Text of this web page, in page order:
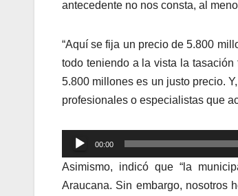
antecedente no nos consta, al
“Aquí se fija un precio de 5.800
todo teniendo a la vista la
5.800 millones es un justo precio.
profesionales o especialistas que
Reproductor
de
00:00
Asimismo, indicó que “la
Araucana. Sin embargo, nosotros